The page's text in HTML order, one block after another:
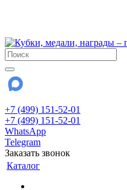
+7 (499) 151-52-01
+7 (499) 151-52-01
WhatsApp
Telegram
Заказать звонок
Каталог